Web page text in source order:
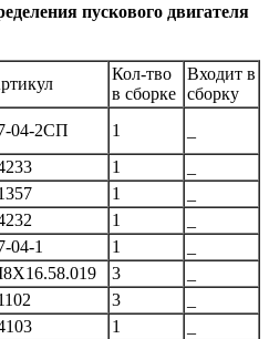
пускового двигателя
Кол-тво
в сборке
Входит в
сборку
04-2СП 1
1
1
1
04-1 1
3
3
1